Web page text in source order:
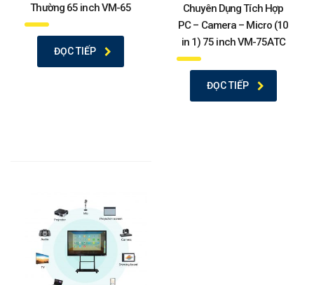
Thường 65 inch VM-65
ĐỌC TIẾP
Chuyên Dụng Tích Hợp
PC – Camera – Micro (10
in 1) 75 inch VM-75ATC
ĐỌC TIẾP